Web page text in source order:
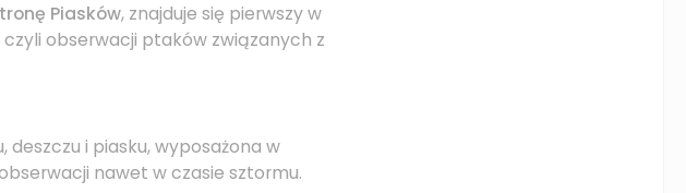
Piasków, znajduje się pierwszy w
czyli obserwacji ptaków związanych z
deszczu i piasku, wyposażona w
nawet w czasie sztormu.